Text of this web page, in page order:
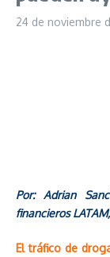
24 de noviembre
Por: Adrian
financieros
El tráfico de